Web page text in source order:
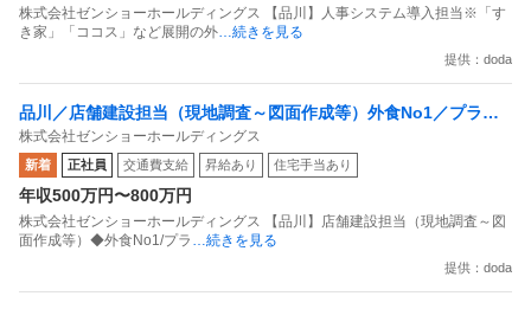
株式会社ゼンショーホールディングス 【品川】人事システム導入担当※「す
き家」「ココス」など展開の外…続きを見る
提供：doda
品川／店舗建設担当（現地調査～図面作成等）外食No1／プライ
ム上場／年休121日／残業20H
株式会社ゼンショーホールディングス
新着 正社員 交通費支給 昇給あり 住宅手当あり
年収500万円〜800万円
株式会社ゼンショーホールディングス 【品川】店舗建設担当（現地調査～図
面作成等）◆外食No1/プラ …続きを見る
提供：doda